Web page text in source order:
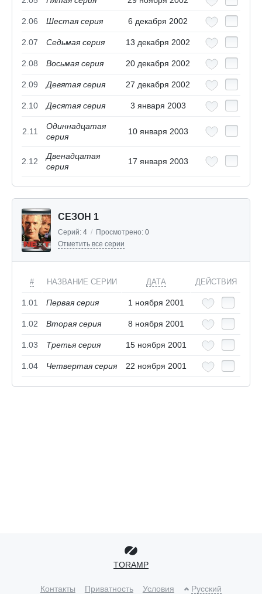
2.06 Шестая серия 6 декабря 2002
2.07 Седьмая серия 13 декабря 2002
2.08 Восьмая серия 20 декабря 2002
2.09 Девятая серия 27 декабря 2002
2.10 Десятая серия 3 января 2003
2.11
Одиннадцатая
серия
10 января 2003
2.12
Двенадцатая
серия
17 января 2003
СЕЗОН 1
Серий: 4 / Просмотрено: 0
Отметить все серии
# НАЗВАНИЕ СЕРИИ ДАТА ДЕЙСТВИЯ
1.01 Первая серия 1 ноября 2001
1.02 Вторая серия 8 ноября 2001
1.03 Третья серия 15 ноября 2001
1.04 Четвертая серия 22 ноября 2001
TORAMP
Контакты Приватность Условия Русский